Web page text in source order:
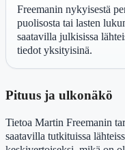
Freemanin nykyisestä
puolisosta tai lasten
saatavilla julkisissa
tiedot yksityisinä.
Pituus ja ulkonäkö
Tietoa Martin Freemanin
saatavilla tutkituissa